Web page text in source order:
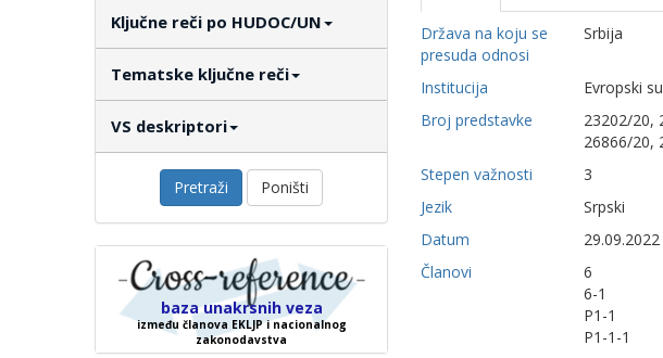
Ključne reči po HUDOC/UN
Tematske ključne reči
VS deskriptori
Pretraži Poništi
baza unakrsnih veza
između članova EKLJP i nacionalnog
zakonodavstva
Država na koju se
presuda odnosi
Srbija
Institucija
Evropski
Broj predstavke
23202/20,
26866/20,
Stepen važnosti
3
Jezik
Srpski
Datum
29.09.2022
Članovi
6
6-1
P1-1
P1-1-1